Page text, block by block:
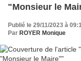
"Monsieur le
Publié le 29/11/2023 à
Par ROYER Monique